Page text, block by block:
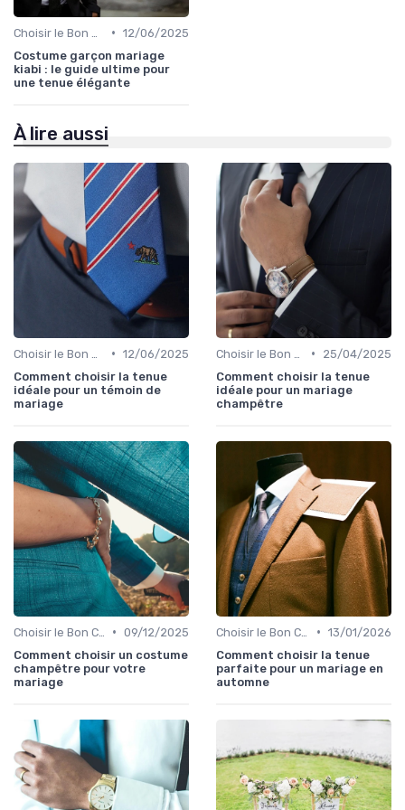
• 12/06/2025
Costume garçon mariage
kiabi : le guide ultime pour
une tenue élégante
À lire aussi
• 12/06/2025
Comment choisir la tenue
idéale pour un témoin de
mariage
•
25/04/2025
Comment choisir la tenue
idéale pour un mariage
champêtre
• 09/12/2025
Comment choisir un costume
champêtre pour votre
mariage
• 13/01/2026
Comment choisir la tenue
parfaite pour un mariage en
automne